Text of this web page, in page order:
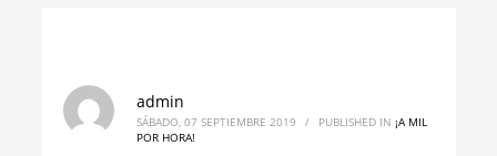
admin
SÁBADO, 07 SEPTIEMBRE 2019 / PUBLISHED IN¡A MIL
POR HORA!